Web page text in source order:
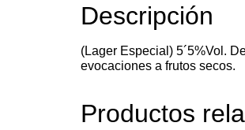
Descripción
(Lager Especial) 5´5%Vol.
evocaciones a frutos secos.
Productos